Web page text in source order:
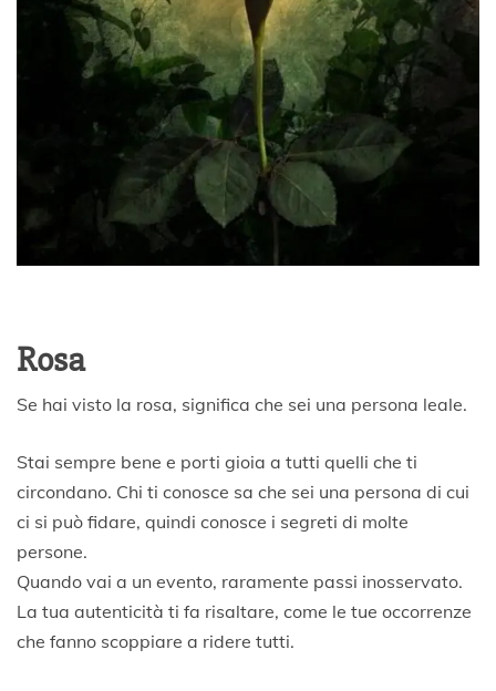
Rosa
Se hai visto la rosa, significa che sei una persona leale.
Stai sempre bene e porti gioia a tutti quelli che ti
circondano. Chi ti conosce sa che sei una persona di cui
ci si può fidare, quindi conosce i segreti di molte
persone.
Quando vai a un evento, raramente passi inosservato.
La tua autenticità ti fa risaltare, come le tue occorrenze
che fanno scoppiare a ridere tutti.